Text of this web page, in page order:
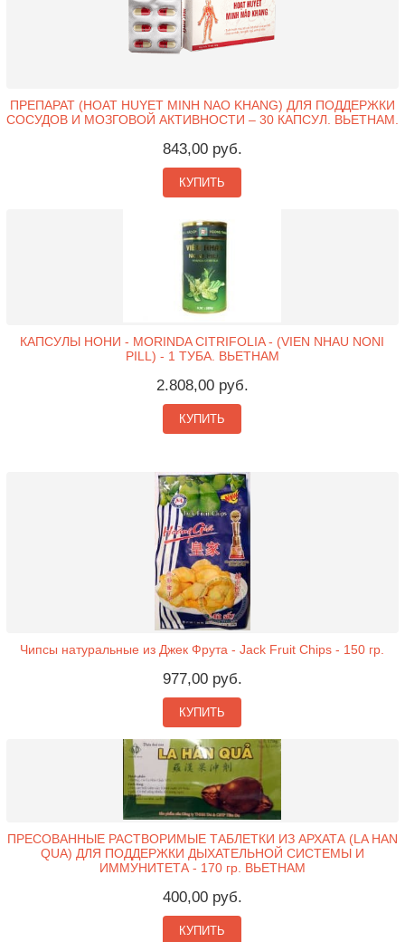
ПРЕПАРАТ (HOAT HUYET MINH NAO KHANG) ДЛЯ ПОДДЕРЖКИ
СОСУДОВ И МОЗГОВОЙ АКТИВНОСТИ – 30 КАПСУЛ. ВЬЕТНАМ.
843,00 руб.
КУПИТЬ
КАПСУЛЫ НОНИ - MORINDA CITRIFOLIA - (VIEN NHAU NONI
PILL) - 1 ТУБА. ВЬЕТНАМ
2.808,00 руб.
КУПИТЬ
Чипсы натуральные из Джек Фрута - Jack Fruit Chips - 150 гр.
977,00 руб.
КУПИТЬ
ПРЕСОВАННЫЕ РАСТВОРИМЫЕ ТАБЛЕТКИ ИЗ АРХАТА (LA HAN
QUA) ДЛЯ ПОДДЕРЖКИ ДЫХАТЕЛЬНОЙ СИСТЕМЫ И
ИММУНИТЕТА - 170 гр. ВЬЕТНАМ
400,00 руб.
КУПИТЬ